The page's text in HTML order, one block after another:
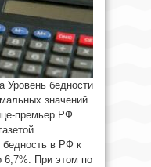
Уровень бедности
значений
премьер РФ
в РФ к
6,7%. При этом по